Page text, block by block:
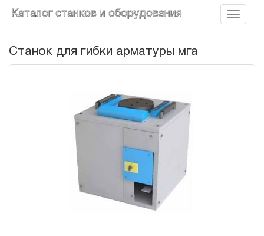
Каталог станков и оборудования
Станок для гибки арматуры мга